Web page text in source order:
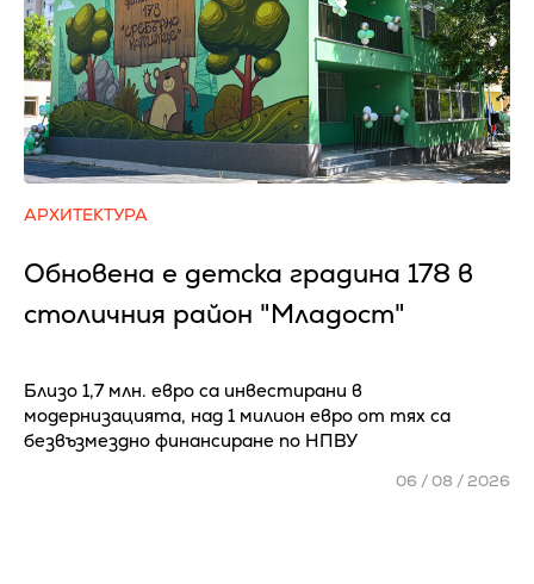
АРХИТЕКТУРА
Обновена е детска градина 178 в
столичния район "Младост"
Близо 1,7 млн. евро са инвестирани в
модернизацията, над 1 милион евро от тях са
безвъзмездно финансиране по НПВУ
06 / 08 / 2026